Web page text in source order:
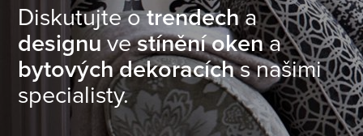
Diskutujte otrendecha
designuvestínění okena
bytových dekoracíchs našimi
specialisty.